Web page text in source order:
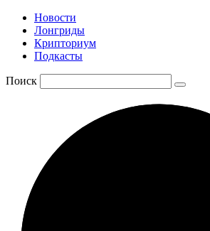
Новости
Лонгриды
Крипториум
Подкасты
Поиск